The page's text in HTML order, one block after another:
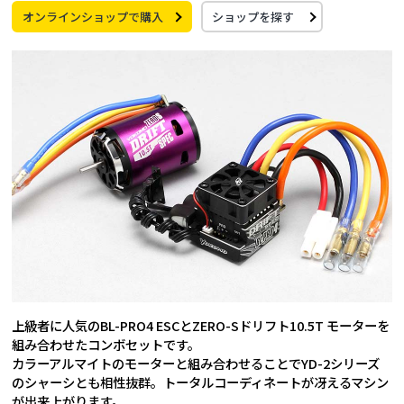
オンラインショップで購入 ショップを探す
上級者に人気のBL-PRO4 ESCとZERO-Sドリフト10.5T モーターを
組み合わせたコンボセットです。
カラーアルマイトのモーターと組み合わせることでYD-2シリーズ
のシャーシとも相性抜群。トータルコーディネートが冴えるマシン